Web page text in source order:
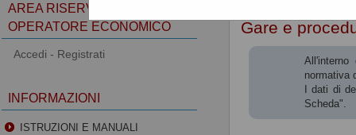
Gare e
normativa
I dati di
Scheda".
AREA RISERVATA
OPERATORE ECONOMICO
Accedi - Registrati
INFORMAZIONI
ISTRUZIONI E MANUALI